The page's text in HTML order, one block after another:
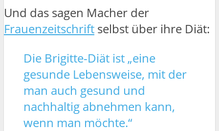
Und das sagen Macher der
Frauenzeitschrift selbst über ihre Diät:
Die Brigitte-Diät ist „eine
gesunde Lebensweise, mit der
man auch gesund und
nachhaltig abnehmen kann,
wenn man möchte.“